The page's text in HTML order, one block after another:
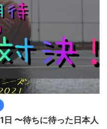
日 〜待ちに待った日本人